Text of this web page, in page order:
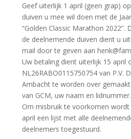
Geef uiterlijk 1 april (geen grap)
duiven u mee wil doen met de
“Golden Classic Marathon 2022”.
de deelnemende duiven dient u
mail door te geven aan
Uw betaling dient uiterlijk 15 april
NL26RABO0115750754 van P.V.
Ambacht te worden over
van GCM, uw naam en lidnummer.
Om misbruik te voorkomen wordt
april een lijst met alle
deelnemers toegestuurd.